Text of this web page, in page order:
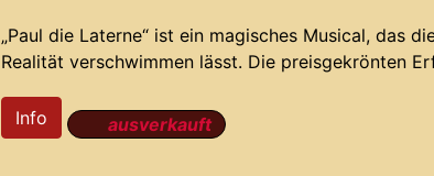
„Paul die Laterne“ ist ein magisches Musical, das
Realität verschwimmen lässt. Die preisgekrönten
auf der dramatisch lustigen Story und den
aus dem Jahr 2012 gelingt Komponist Jochen
Info ausverkauft